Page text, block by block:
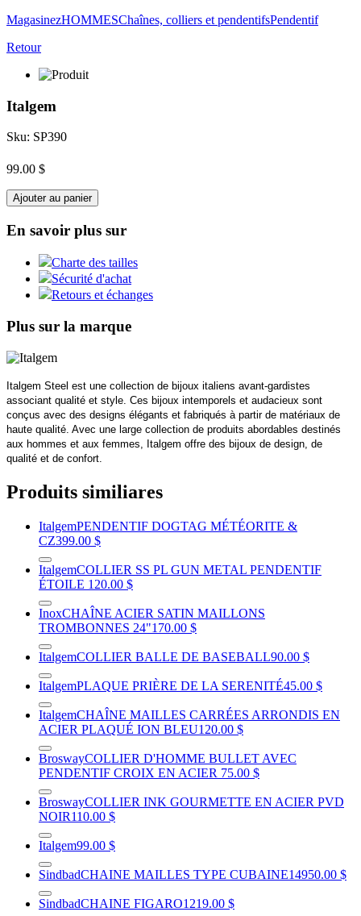
MagasinezHOMMESChaînes, colliers et pendentifsPendentif
Retour
Italgem
Sku: SP390
99.00 $
Ajouter au panier
En savoir plus sur
Charte des tailles
Sécurité d'achat
Retours et échanges
Plus sur la marque
Italgem Steel est une collection de bijoux italiens avant-gardistes
associant qualité et style. Ces bijoux intemporels et audacieux sont
conçus avec des designs élégants et fabriqués à partir de matériaux de
haute qualité. Avec une large collection de produits abordables destinés
aux hommes et aux femmes, Italgem offre des bijoux de design, de
qualité et de confort.
Produits similiares
ItalgemPENDENTIF DOGTAG MÉTÉORITE &
CZ399.00 $
ItalgemCOLLIER SS PL GUN METAL PENDENTIF
ÉTOILE 120.00 $
InoxCHAÎNE ACIER SATIN MAILLONS
TROMBONNES 24"170.00 $
ItalgemCOLLIER BALLE DE BASEBALL90.00 $
ItalgemPLAQUE PRIÈRE DE LA SERENITÉ45.00 $
ItalgemCHAÎNE MAILLES CARRÉES ARRONDIS EN
ACIER PLAQUÉ ION BLEU120.00 $
BroswayCOLLIER D'HOMME BULLET AVEC
PENDENTIF CROIX EN ACIER 75.00 $
BroswayCOLLIER INK GOURMETTE EN ACIER PVD
NOIR110.00 $
Italgem99.00 $
SindbadCHAINE MAILLES TYPE CUBAINE14950.00 $
SindbadCHAINE FIGARO1219.00 $